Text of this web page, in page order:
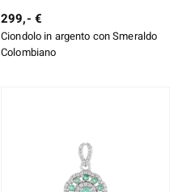
299,- €
Ciondolo in argento con Smeraldo
Colombiano